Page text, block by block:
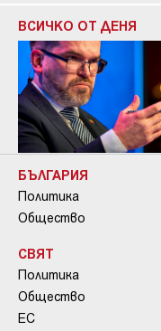
ВСИЧКО ОТ ДЕНЯ
БЪЛГАРИЯ
Политика
Общество
СВЯТ
Политика
Общество
ЕС